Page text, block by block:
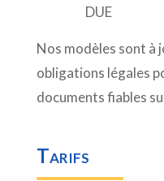
DUE
Nos modèles sont à
obligations légales
documents fiables
Tarifs